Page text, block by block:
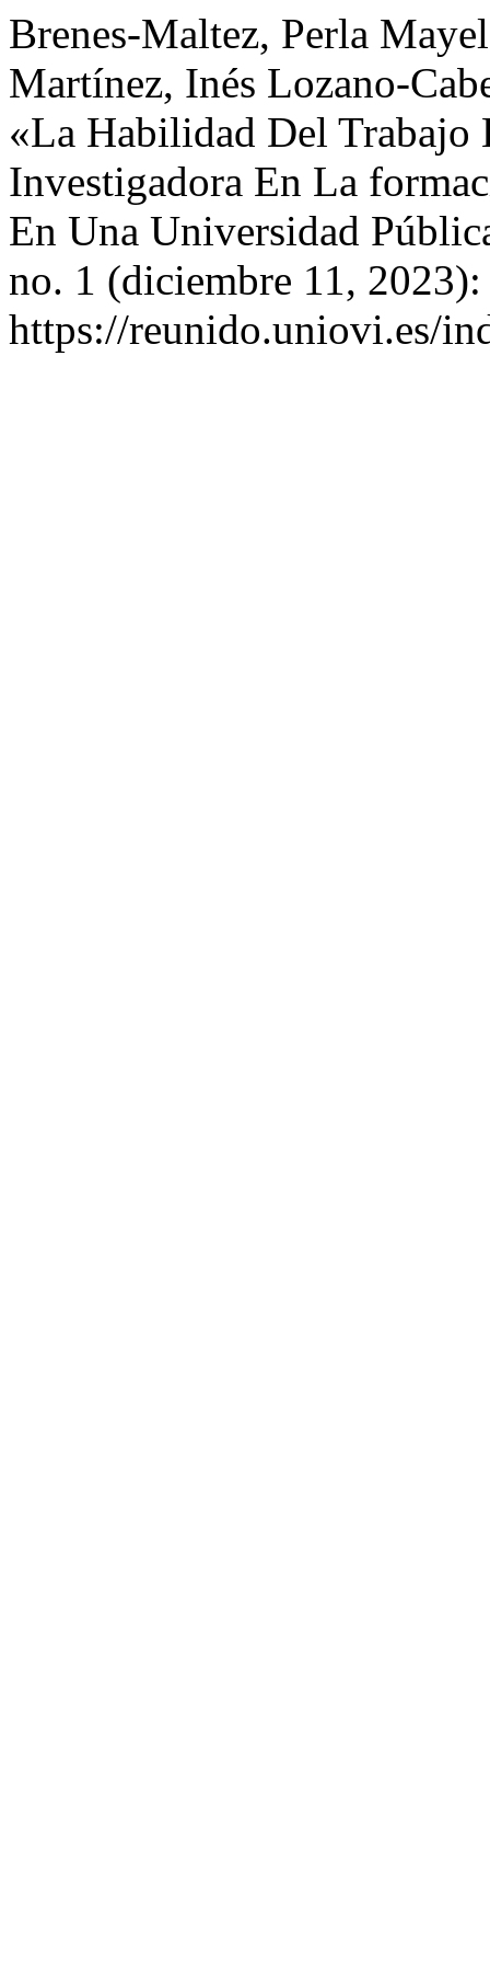
Brenes-Maltez, Perla
Martínez, Inés Lozano-
«La Habilidad Del Trabajo
Investigadora En La
En Una Universidad
no. 1 (diciembre 11,
https://reunido.uniovi.es/